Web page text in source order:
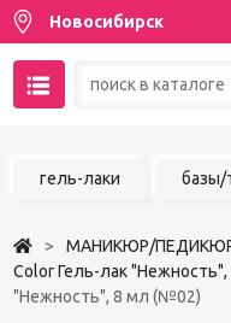
Новосибирск
Чат в MAX
гель-лаки базы/
МАНИКЮР/
Color Гель-лак
"Нежность", 8 мл (№02)